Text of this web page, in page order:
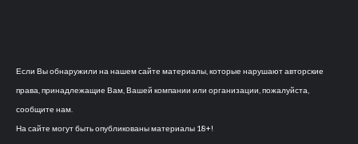
Если Вы обнаружили на нашем сайте материалы, которые нарушают авторские
права, принадлежащие Вам, Вашей компании или организации, пожалуйста,
сообщите нам.
На сайте могут быть опубликованы материалы 18+!